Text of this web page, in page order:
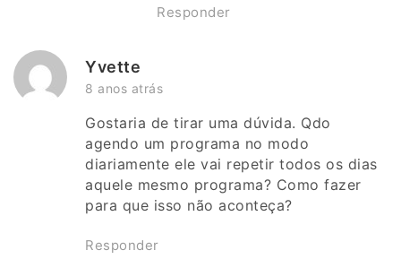
Responder
Yvette
8 anos atrás
Gostaria de tirar uma dúvida. Qdo
agendo um programa no modo
diariamente ele vai repetir todos os dias
aquele mesmo programa? Como fazer
para que isso não aconteça?
Responder